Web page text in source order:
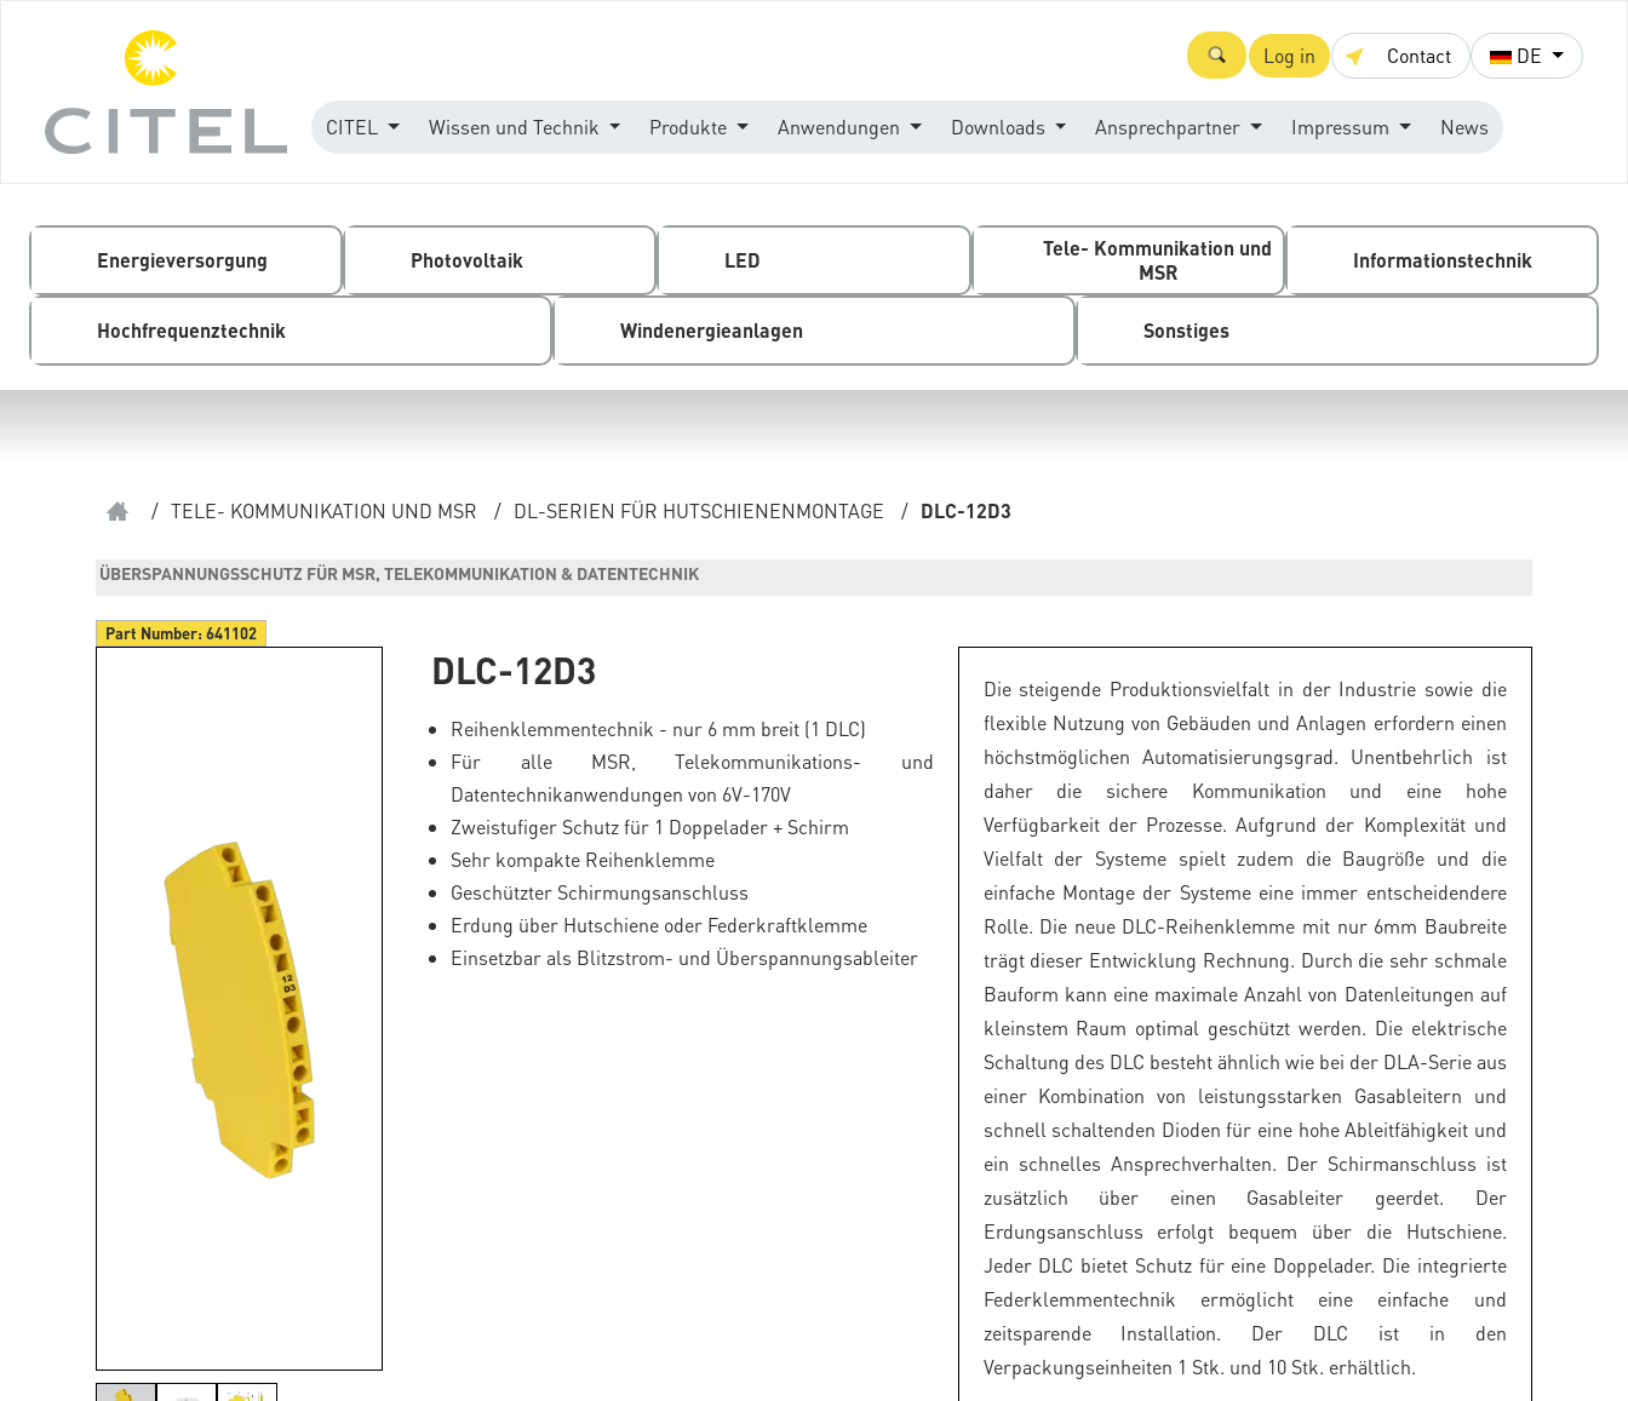
Log in Contact DE
CITEL Wissen und Technik Produkte Anwendungen Downloads Ansprechpartner Impressum News
Energieversorgung Photovoltaik LED
Tele- Kommunikation und
MSR
Informationstechnik
Hochfrequenztechnik Windenergieanlagen Sonstiges
/ TELE- KOMMUNIKATION UND MSR / DL-SERIEN FÜR HUTSCHIENENMONTAGE / DLC-12D3
ÜBERSPANNUNGSSCHUTZ FÜR MSR, TELEKOMMUNIKATION & DATENTECHNIK
Part Number:641102
DLC-12D3
Reihenklemmentechnik - nur 6 mm breit (1 DLC)
Für alle MSR, Telekommunikations- und
Datentechnikanwendungen von 6V-170V
Zweistufiger Schutz für 1 Doppelader + Schirm
Sehr kompakte Reihenklemme
Geschützter Schirmungsanschluss
Erdung über Hutschiene oder Federkraftklemme
Einsetzbar als Blitzstrom- und Überspannungsableiter
Die steigende Produktionsvielfalt in der Industrie sowie die
flexible Nutzung von Gebäuden und Anlagen erfordern einen
höchstmöglichen Automatisierungsgrad. Unentbehrlich ist
daher die sichere Kommunikation und eine hohe
Verfügbarkeit der Prozesse. Aufgrund der Komplexität und
Vielfalt der Systeme spielt zudem die Baugröße und die
einfache Montage der Systeme eine immer entscheidendere
Rolle. Die neue DLC-Reihenklemme mit nur 6mm Baubreite
trägt dieser Entwicklung Rechnung. Durch die sehr schmale
Bauform kann eine maximale Anzahl von Datenleitungen auf
kleinstem Raum optimal geschützt werden. Die elektrische
Schaltung des DLC besteht ähnlich wie bei der DLA-Serie aus
einer Kombination von leistungsstarken Gasableitern und
schnell schaltenden Dioden für eine hohe Ableitfähigkeit und
ein schnelles Ansprechverhalten. Der Schirmanschluss ist
zusätzlich über einen Gasableiter geerdet. Der
Erdungsanschluss erfolgt bequem über die Hutschiene.
Jeder DLC bietet Schutz für eine Doppelader. Die integrierte
Federklemmentechnik ermöglicht eine einfache und
zeitsparende Installation. Der DLC ist in den
Verpackungseinheiten 1 Stk. und 10 Stk. erhältlich.